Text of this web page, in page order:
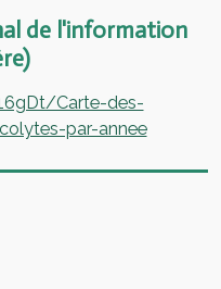
de l'information
Carte-des-
par-annee